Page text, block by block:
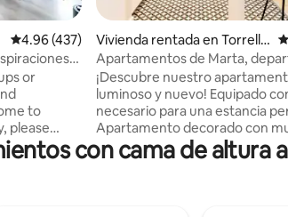
Calificación promedio: 4.96 de 5; 437
4.96 (437)
y
or
to
please
y
Vivienda rentada en Torrella
s de Llobregat
Apartamentos de Marta,
con cama tamaño queen...
¡Descubre nuestro
luminoso y nuevo! Equipado
necesario para una estancia
Apartamento decorado con
encanto y funcionalidad.
luz natural que baña cada
con cama de altura